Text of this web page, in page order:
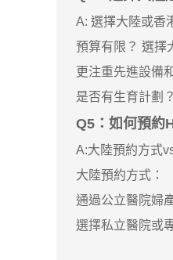
A: 選擇大陸或香
預算有限？ 選擇
更注重先進設備
是否有生育計劃
Q5：如何預約
A:大陸預約方式
大陸預約方式：
通過公立醫院婦
選擇私立醫院或